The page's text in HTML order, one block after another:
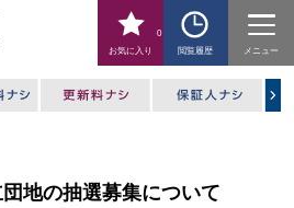
お気に入り
0
閲覧履歴
メニュー
地の抽選募集について